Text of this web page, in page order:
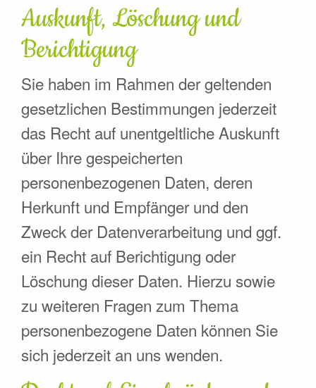
Auskunft, Löschung und
Berichtigung
Sie haben im Rahmen der geltenden
gesetzlichen Bestimmungen jederzeit
das Recht auf unentgeltliche Auskunft
über Ihre gespeicherten
personenbezogenen Daten, deren
Herkunft und Empfänger und den
Zweck der Datenverarbeitung und ggf.
ein Recht auf Berichtigung oder
Löschung dieser Daten. Hierzu sowie
zu weiteren Fragen zum Thema
personenbezogene Daten können Sie
sich jederzeit an uns wenden.